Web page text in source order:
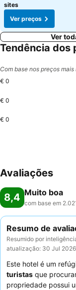
sites
Ver preços
Ver
Tendência dos
Com base nos preços
€ 0
€ 0
€ 0
Avaliações
8,4 Muito boa
com base em
Resumo de
Resumido por
atualização: 30 Jul 2026
Este hotel é um
turistas que
propriedade possui